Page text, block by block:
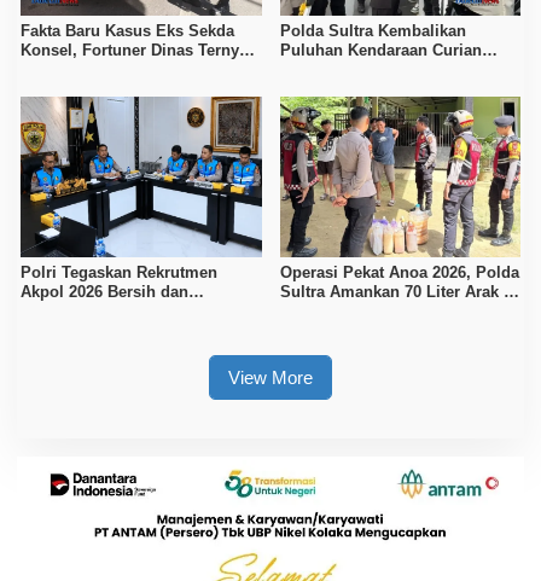
Fakta Baru Kasus Eks Sekda
Konsel, Fortuner Dinas Ternyata
Polda Sultra Kembalikan
Puluhan Kendaraan Curian
Polri Tegaskan Rekrutmen
Akpol 2026 Bersih dan
Operasi Pekat Anoa 2026, Polda
Sultra Amankan 70 Liter Arak di
View More